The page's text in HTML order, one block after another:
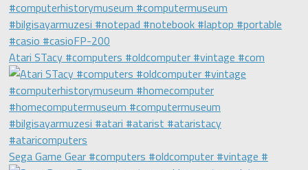
Atari STacy #computers #oldcomputer #vintage #com
Sega Game Gear #computers #oldcomputer #vintage #